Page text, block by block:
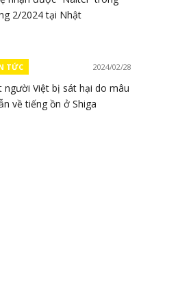
2/2024 tại Nhật
TỨC 2024/02/28
người Việt bị sát hại do mâu
về tiếng ồn ở Shiga